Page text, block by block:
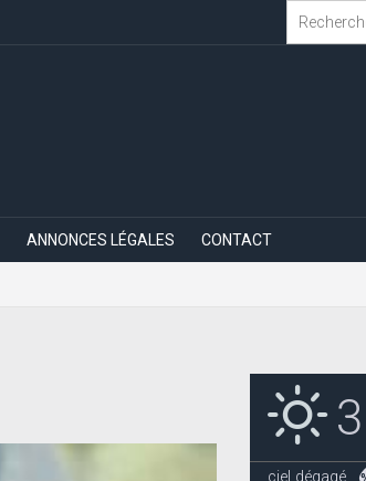
ANNONCES LÉGALES CONTACT
ciel dégagé